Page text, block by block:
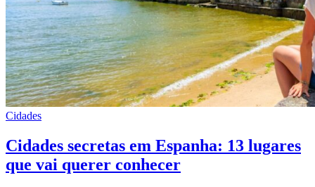
Cidades
Cidades secretas em Espanha: 13 lugares
que vai querer conhecer